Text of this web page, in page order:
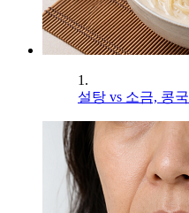
1.
설탕 vs 소금, 콩